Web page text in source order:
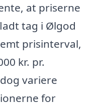
at priserne
tag i Ølgod
prisinterval,
kr. pr.
variere
for